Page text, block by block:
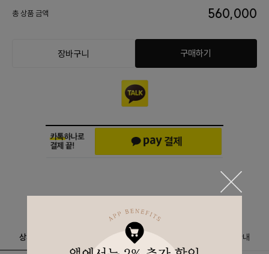
총 상품 금액 560,000
장바구니 구매하기
상세정보 구매안내